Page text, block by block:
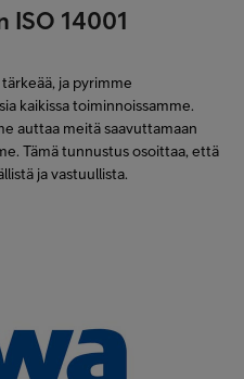
ISO 14001
ja pyrimme
kaikissa toiminnoissamme.
auttaa meitä saavuttamaan
Tämä tunnustus osoittaa, että
ja vastuullista.​
ISO 14001 sertifikaatti,